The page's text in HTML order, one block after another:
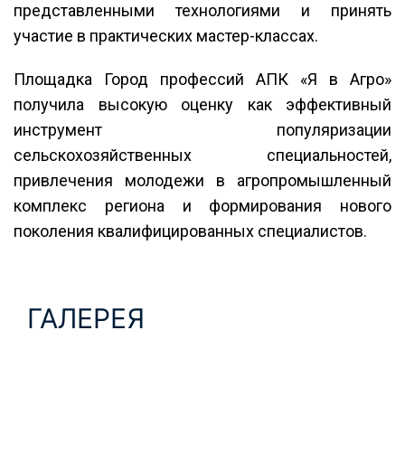
представленными технологиями и принять
участие в практических мастер-классах.
Площадка Город профессий АПК «Я в Агро»
получила высокую оценку как эффективный
инструмент популяризации
сельскохозяйственных специальностей,
привлечения молодежи в агропромышленный
комплекс региона и формирования нового
поколения квалифицированных специалистов.
ГАЛЕРЕЯ